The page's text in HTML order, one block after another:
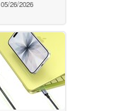
05/26/2026